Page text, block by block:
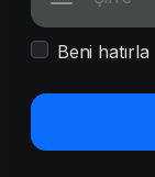
Beni hatırla